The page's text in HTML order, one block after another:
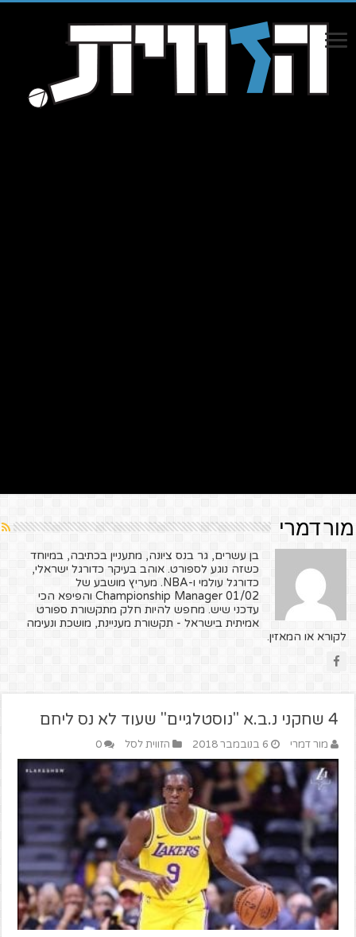
מור דמרי
בן עשרים, גר בנס ציונה, מתעניין בכתיבה, במיוחד
כשזה נוגע לספורט. אוהב בעיקר כדורגל ישראלי,
כדורגל עולמי ו-NBA. מעריץ מושבע של
Championship Manager 01/02 והפיפא הכי
עדכני שיש. מחפש להיות חלק מתקשורת ספורט
אמיתית בישראל - תקשורת מעניינת, מושכת ונעימה
לקורא או המאזין.
4 שחקני נ.ב.א "נוסטלגיים" שעוד לא נס ליחם
מור דמרי 6 בנובמבר 2018 הזווית לסל 0